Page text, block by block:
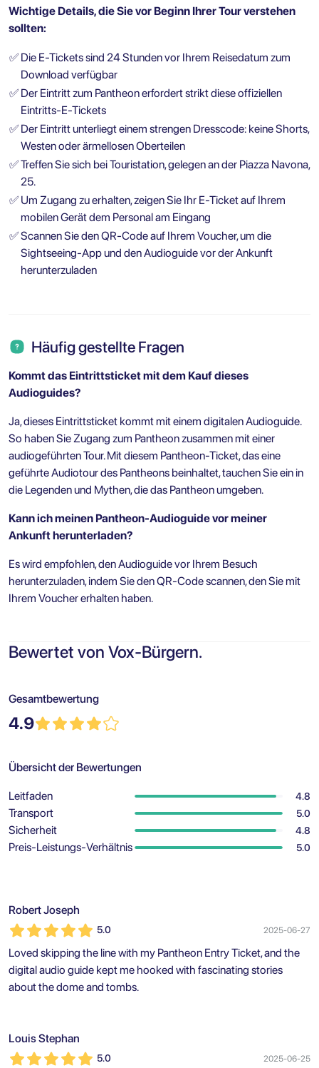
Wichtige Details, die Sie vor Beginn Ihrer Tour verstehen
sollten:
✅ Die E-Tickets sind 24 Stunden vor Ihrem Reisedatum zum
Download verfügbar
✅ Der Eintritt zum Pantheon erfordert strikt diese offiziellen
Eintritts-E-Tickets
✅ Der Eintritt unterliegt einem strengen Dresscode: keine Shorts,
Westen oder ärmellosen Oberteilen
✅Treffen Sie sich bei Touristation, gelegen an der Piazza Navona,
25.
✅ Um Zugang zu erhalten, zeigen Sie Ihr E-Ticket auf Ihrem
mobilen Gerät dem Personal am Eingang
✅Scannen Sie den QR-Code auf Ihrem Voucher, um die
Sightseeing-App und den Audioguide vor der Ankunft
herunterzuladen
Häufig gestellte Fragen
Kommt das Eintrittsticket mit dem Kauf dieses
Audioguides?
Ja, dieses Eintrittsticket kommt mit einem digitalen Audioguide.
So haben Sie Zugang zum Pantheon zusammen mit einer
audiogeführten Tour. Mit diesem Pantheon-Ticket, das eine
geführte Audiotour des Pantheons beinhaltet, tauchen Sie ein in
die Legenden und Mythen, die das Pantheon umgeben.
Kann ich meinen Pantheon-Audioguide vor meiner
Ankunft herunterladen?
Es wird empfohlen, den Audioguide vor Ihrem Besuch
herunterzuladen, indem Sie den QR-Code scannen, den Sie mit
Ihrem Voucher erhalten haben.
Bewertet von Vox-Bürgern.
Gesamtbewertung
4.9
Übersicht der Bewertungen
Leitfaden 4.8
Transport 5.0
Sicherheit 4.8
Preis-Leistungs-Verhältnis 5.0
Robert Joseph
5.0 2025-06-27
Loved skipping the line with my Pantheon Entry Ticket, and the
digital audio guide kept me hooked with fascinating stories
about the dome and tombs.
Louis Stephan
5.0 2025-06-25